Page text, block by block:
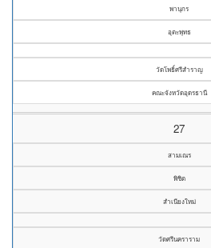
พานุกร
อุตะพุทธ
วัดโพธิ์ศรีสำราญ
คณะจังหวัดอุดรธานี
27
สามเณร
พิชิต
สำเนียงใหม่
วัดศรีนคราราม